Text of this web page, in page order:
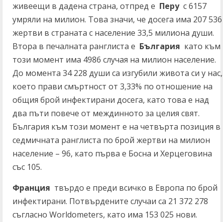
живеещи в дадена страна, отпред е Перу с 6157
умряли на милион. Това значи, че досега има 207 536
жертви в страната с население 33,5 милиона души.
Втора в печалната ранглиста е България като към
този момент има 4986 случая на милион население.
До момента 34 228 души са изгубили живота си у нас,
което прави смъртност от 3,33% по отношение на
общия брой инфектирани досега, като това е над
два пъти повече от междинното за целия свят.
България към този момент е на четвърта позиция в
седмичната ранглиста по брой жертви на милион
население – 96, като първа е Босна и Херцеговина
със 105.
Франция твърдо е преди всичко в Европа по брой
инфектирани. Потвърдените случаи са 21 372 278
съгласно Worldometers, като има 153 025 нови.